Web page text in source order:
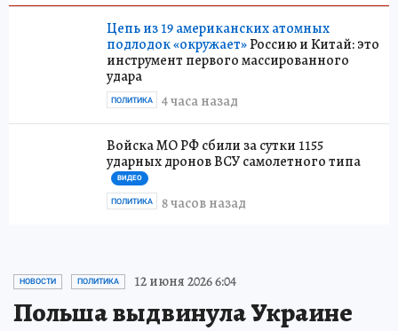
Цепь из 19 американских атомных
подлодок «окружает»Россию и Китай: это
инструмент первого массированного
удара
4 часа назад
ПОЛИТИКА
Войска МО РФ сбили за сутки 1155
ударных дронов ВСУ самолетного типа
ВИДЕО
8 часов назад
ПОЛИТИКА
НОВОСТИ ПОЛИТИКА 12 июня 2026 6:04
Польша выдвинула Украине